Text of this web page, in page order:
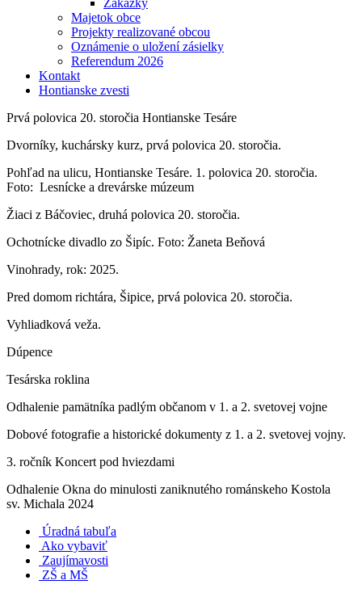
Zákazky
Majetok obce
Projekty realizované obcou
Oznámenie o uložení zásielky
Referendum 2026
Kontakt
Hontianske zvesti
Prvá polovica 20. storočia Hontianske Tesáre
Dvorníky, kuchársky kurz, prvá polovica 20. storočia.
Pohľad na ulicu, Hontianske Tesáre. 1. polovica 20. storočia.
Foto: Lesnícke a drevárske múzeum
Žiaci z Báčoviec, druhá polovica 20. storočia.
Ochotnícke divadlo zo Šipíc. Foto: Žaneta Beňová
Vinohrady, rok: 2025.
Pred domom richtára, Šipice, prvá polovica 20. storočia.
Vyhliadková veža.
Dúpence
Tesárska roklina
Odhalenie pamätníka padlým občanom v 1. a 2. svetovej vojne
Dobové fotografie a historické dokumenty z 1. a 2. svetovej vojny.
3. ročník Koncert pod hviezdami
Odhalenie Okna do minulosti zaniknutého románskeho Kostola
sv. Michala 2024
Úradná tabuľa
Ako vybaviť
Zaujímavosti
ZŠ a MŠ